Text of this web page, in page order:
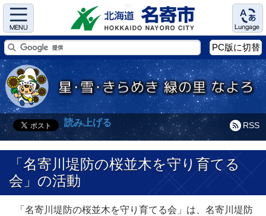
Menu Language
PC版に切替
RSS
読み上げる
「名寄川堤防の桜並木を守り育てる
会」の活動
「名寄川堤防の桜並木を守り育てる会」は、名寄川堤防